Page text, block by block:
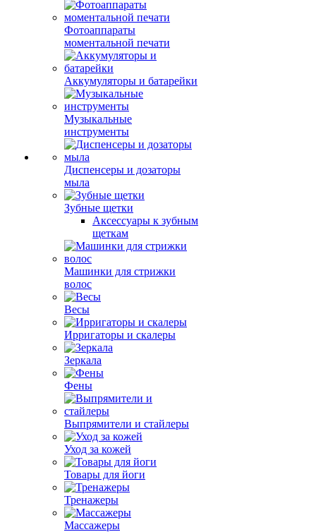
Фотоаппараты
моментальной печати
Аккумуляторы и батарейки
Музыкальные
инструменты
Диспенсеры и дозаторы
мыла
Зубные щетки
Аксессуары к зубным
щеткам
Машинки для стрижки
волос
Весы
Ирригаторы и скалеры
Зеркала
Фены
Выпрямители и стайлеры
Уход за кожей
Товары для йоги
Тренажеры
Массажеры